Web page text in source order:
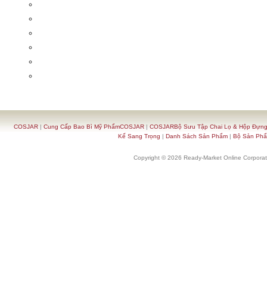
COSJAR| Cung Cấp Bao Bì Mỹ PhẩmCOSJAR| COSJARBộ Sưu Tập Chai Lọ & Hộp
Kế Sang Trọng | Danh Sách Sản Phẩm| Bộ Sản
Copyright © 2026 Ready-Market Online